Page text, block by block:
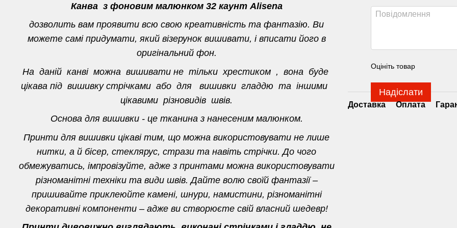
Канва з фоновим малюнком 32 каунт Alisena
дозволить вам проявити всю свою креативність та фантазію. Ви
можете самі придумати, який візерунок вишивати, і вписати його в
оригінальний фон.
На даній канві можна вишивати не тільки хрестиком , вона буде
цікава під вишивку стрічками або для вишивки гладдю та іншими
цікавими різновидів швів.
Основа для вишивки - це тканина з нанесеним малюнком.
Принти для вишивки цікаві тим, що можна використовувати не лише
нитки, а й бісер, стеклярус, стрази та навіть стрічки. До чого
обмежуватись, імпровізуйте, адже з принтами можна використовувати
різноманітні техніки та види швів. Дайте волю своїй фантазії –
пришивайте приклеюйте камені, шнури, намистини, різноманітні
декоративні компоненти – адже ви створюєте свій власний шедевр!
Оцініть товар
Надіслати
Доставка Оплата